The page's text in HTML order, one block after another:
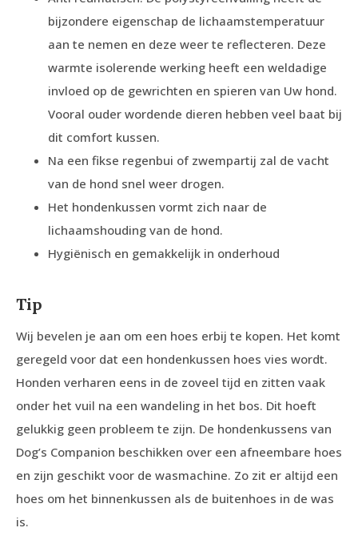
bijzondere eigenschap de lichaamstemperatuur
aan te nemen en deze weer te reflecteren. Deze
warmte isolerende werking heeft een weldadige
invloed op de gewrichten en spieren van Uw hond.
Vooral ouder wordende dieren hebben veel baat bij
dit comfort kussen.
Na een fikse regenbui of zwempartij zal de vacht
van de hond snel weer drogen.
Het hondenkussen vormt zich naar de
lichaamshouding van de hond.
Hygiënisch en gemakkelijk in onderhoud
Tip
Wij bevelen je aan om een hoes erbij te kopen. Het komt
geregeld voor dat een hondenkussen hoes vies wordt.
Honden verharen eens in de zoveel tijd en zitten vaak
onder het vuil na een wandeling in het bos. Dit hoeft
gelukkig geen probleem te zijn. De hondenkussens van
Dog’s Companion beschikken over een afneembare hoes
en zijn geschikt voor de wasmachine. Zo zit er altijd een
hoes om het binnenkussen als de buitenhoes in de was
is.